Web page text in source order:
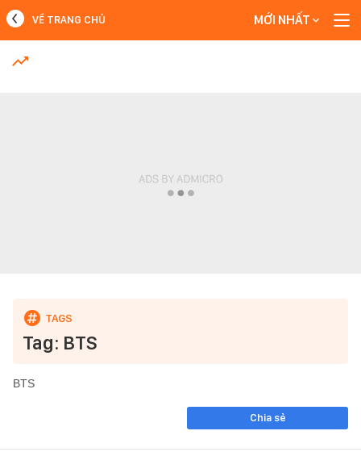
MỚI NHẤT
VỀ TRANG CHỦ MỚI NHẤT
Tag: BTS
BTS
Chia sẻ